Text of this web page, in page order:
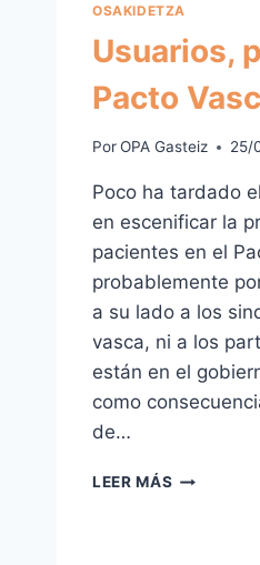
OSAKIDETZA
Usuarios,
Pacto
PorOPA Gasteiz 25/
Poco ha tardado
en escenificar la
pacientes en el
probablemente
a su lado a los
vasca, ni a los
están en el
como
de…
LEER MÁS USUARIOS,